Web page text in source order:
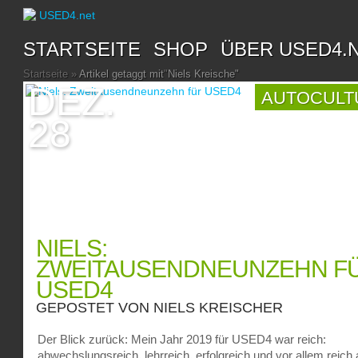
STARTSEITE SHOP ÜBER
Startseite » Artikel getaggt mit"Niels Kreische"
DEZ.
28
NIELS:
ZWEITAUSENDNEUNZEHN
USED4
GEPOSTET VON NIELS KREISCHER
Der Blick zurück: Mein Jahr 2019 für USED4 war reich:
abwechslungsreich, lehrreich, erfolgreich und vor allem reich